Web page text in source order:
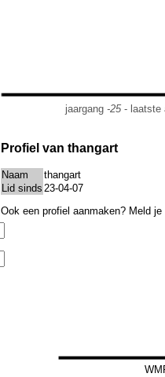
jaargang -25- laatste
Profiel van thangart
Naam
thangart
Lid sinds 23-04-07
Ook een profiel aanmaken? Meld je